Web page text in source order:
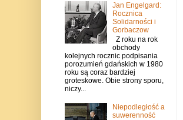
Jan Engelgard:
Rocznica
Solidarności i
Gorbaczow
Z roku na rok
obchody
kolejnych rocznic podpisania
porozumień gdańskich w 1980
roku są coraz bardziej
groteskowe. Obie strony sporu,
niczy...
Niepodległość a
suwerenność